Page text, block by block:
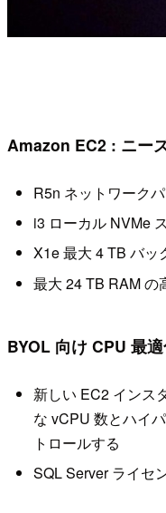
Amazon EC2 : ニー
R5n ネットワーク
i3 ローカル NVMe
X1e 最大 4 TB バッ
最大 24 TB RAM の
BYOL 向け CPU 最
新しい EC2 インス
な vCPU 数とハイ
トロールする
SQL Server ライセ